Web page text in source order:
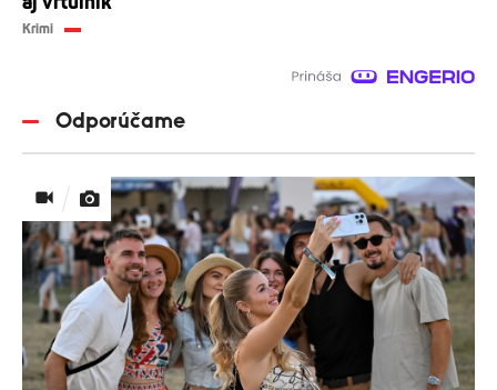
Krimi
Odporúčame